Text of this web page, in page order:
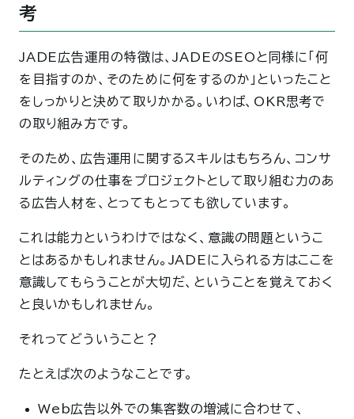
考
JADE広告運用の特徴は、JADEのSEOと同様に「何
を目指すのか、そのために何をするのか」といったこと
をしっかりと決めて取りかかる。いわば、OKR思考で
の取り組み方です。
そのため、広告運用に関するスキルはもちろん、コンサ
ルティングの仕事をプロジェクトとして取り組む力のあ
る広告人材を、とってもとっても欲しています。
これは能力というわけではなく、意識の問題というこ
とはあるかもしれません。JADEに入られる方はここを
意識してもらうことが大切だ、ということを覚えておく
と良いかもしれません。
それってどういうこと？
たとえば次のようなことです。
Web広告以外での集客数の増減に合わせて、